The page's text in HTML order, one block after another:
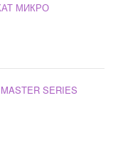
МИКРО
SERIES